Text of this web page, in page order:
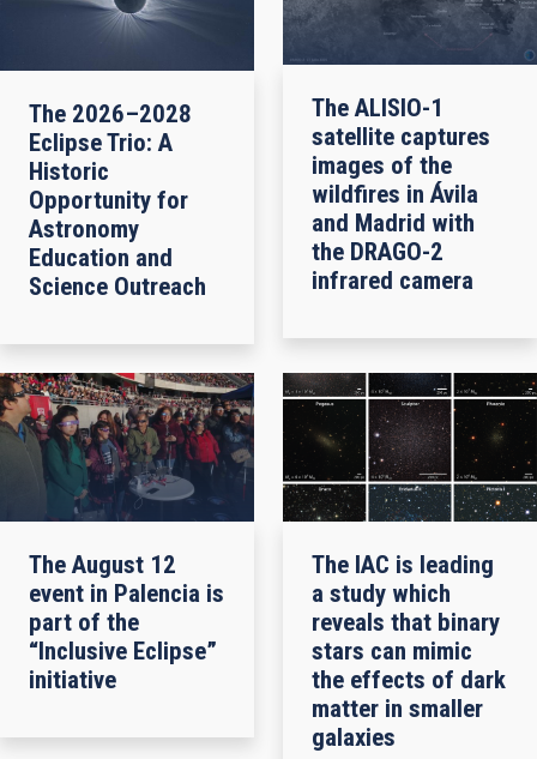
The 2026–2028
Eclipse Trio: A
Historic
Opportunity for
Astronomy
Education and
Science Outreach
The ALISIO-1
satellite captures
images of the
wildfires in Ávila
and Madrid with
the DRAGO-2
infrared camera
The August 12
event in Palencia is
part of the
“Inclusive Eclipse”
initiative
The IAC is leading
a study which
reveals that binary
stars can mimic
the effects of dark
matter in smaller
galaxies